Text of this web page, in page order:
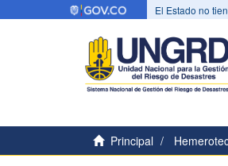
El Estado no
Principal